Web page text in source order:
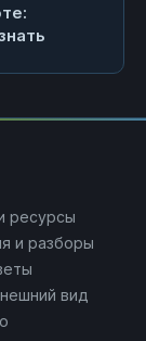
ресурсы
и разборы
вид